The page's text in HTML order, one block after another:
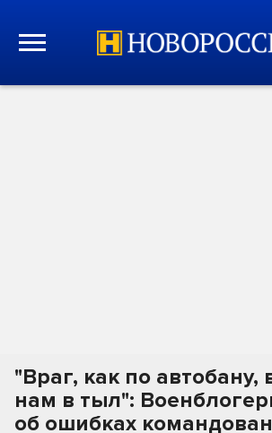
"Враг, как по автобану,
нам в тыл":
об ошибках